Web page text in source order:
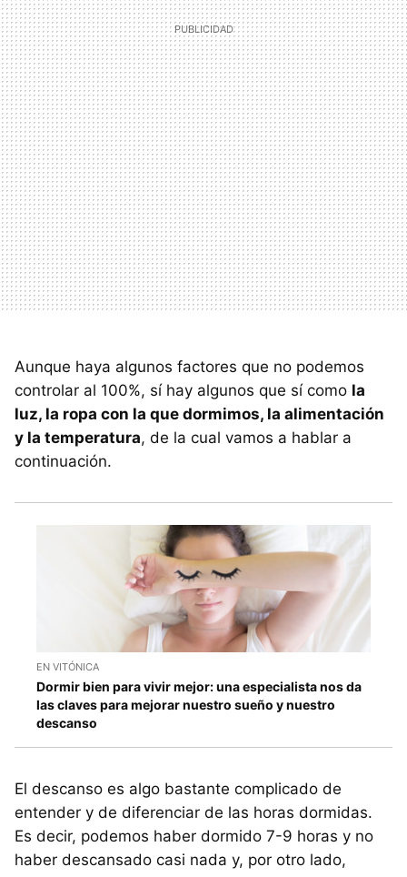
Aunque haya algunos factores que no podemos
controlar al 100%, sí hay algunos que sí como la
luz, la ropa con la que dormimos, la alimentación
y la temperatura, de la cual vamos a hablar a
continuación.
EN VITÓNICA
Dormir bien para vivir mejor: una especialista nos da
las claves para mejorar nuestro sueño y nuestro
descanso
El descanso es algo bastante complicado de
entender y de diferenciar de las horas dormidas.
Es decir, podemos haber dormido 7-9 horas y no
haber descansado casi nada y, por otro lado,